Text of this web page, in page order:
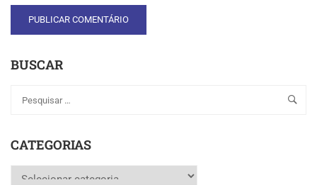
BUSCAR
CATEGORIAS
Categorias